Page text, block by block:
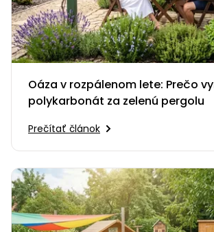
Oáza v rozpálenom lete: Prečo
polykarbonát za zelenú pergolu
Prečítať článok